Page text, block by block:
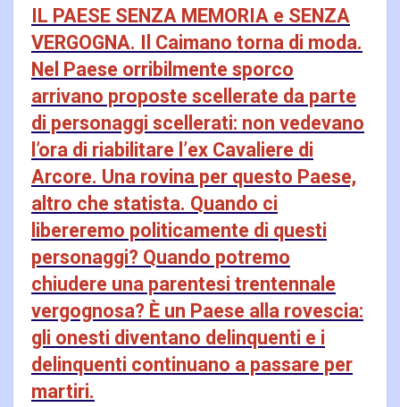
IL PAESE SENZA MEMORIA e SENZA
VERGOGNA. Il Caimano torna di moda.
Nel Paese orribilmente sporco
arrivano proposte scellerate da parte
di personaggi scellerati: non vedevano
l’ora di riabilitare l’ex Cavaliere di
Arcore. Una rovina per questo Paese,
altro che statista. Quando ci
libereremo politicamente di questi
personaggi? Quando potremo
chiudere una parentesi trentennale
vergognosa? È un Paese alla rovescia:
gli onesti diventano delinquenti e i
delinquenti continuano a passare per
martiri.